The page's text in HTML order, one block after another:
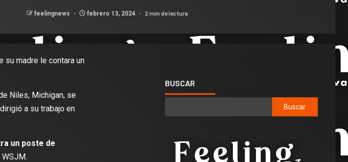
feelingnews febrero 13, 2024 2 min de lectura
su madre le contara un
Niles, Michigan, se
a su trabajo en
un poste de
BUSCAR
Buscar